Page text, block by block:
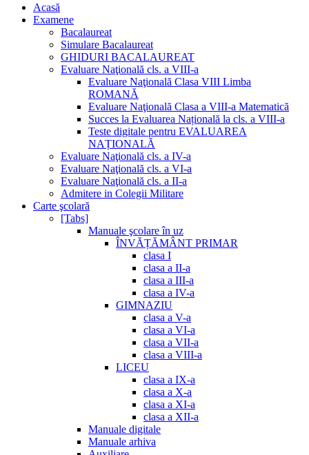
Acasă
Examene
Bacalaureat
Simulare Bacalaureat
GHIDURI BACALAUREAT
Evaluare Naţională cls. a VIII-a
Evaluare Naţională Clasa VIII Limba
ROMANĂ
Evaluare Naţională Clasa a VIII-a Matematică
Succes la Evaluarea Națională la cls. a VIII-a
Teste digitale pentru EVALUAREA
NAȚIONALĂ
Evaluare Naţională cls. a IV-a
Evaluare Naţională cls. a VI-a
Evaluare Naţională cls. a II-a
Admitere in Colegii Militare
Carte şcolară
[Tabs]
Manuale şcolare în uz
ÎNVĂȚĂMÂNT PRIMAR
clasa I
clasa a II-a
clasa a III-a
clasa a IV-a
GIMNAZIU
clasa a V-a
clasa a VI-a
clasa a VII-a
clasa a VIII-a
LICEU
clasa a IX-a
clasa a X-a
clasa a XI-a
clasa a XII-a
Manuale digitale
Manuale arhiva